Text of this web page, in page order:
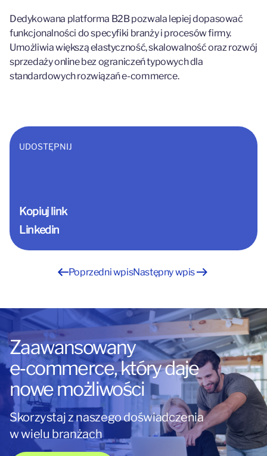
Dedykowana platforma B2B pozwala lepiej dopasować
funkcjonalności do specyfiki branży i procesów firmy.
Umożliwia większą elastyczność, skalowalność oraz rozwój
sprzedaży online bez ograniczeń typowych dla
standardowych rozwiązań e-commerce.
UDOSTĘPNIJ
Kopiuj link
Linkedin
Nawigacja
Poprzedni wpisNastępny wpis
Zaawansowany
e‑commerce, który daje
nowe możliwości
Skorzystaj z naszego doświadczenia
w wielu branżach